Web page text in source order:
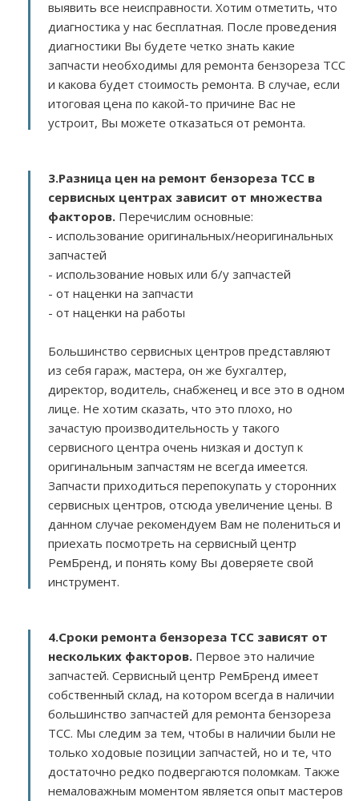
выявить все неисправности. Хотим отметить, что
диагностика у нас бесплатная. После проведения
диагностики Вы будете четко знать какие
запчасти необходимы для ремонта бензореза TCC
и какова будет стоимость ремонта. В случае, если
итоговая цена по какой-то причине Вас не
устроит, Вы можете отказаться от ремонта.
3.Разница цен на ремонт бензореза TCC в
сервисных центрах зависит от множества
факторов. Перечислим основные:
- использование оригинальных/неоригинальных
запчастей
- использование новых или б/у запчастей
- от наценки на запчасти
- от наценки на работы
Большинство сервисных центров представляют
из себя гараж, мастера, он же бухгалтер,
директор, водитель, снабженец и все это в одном
лице. Не хотим сказать, что это плохо, но
зачастую производительность у такого
сервисного центра очень низкая и доступ к
оригинальным запчастям не всегда имеется.
Запчасти приходиться перепокупать у сторонних
сервисных центров, отсюда увеличение цены. В
данном случае рекомендуем Вам не полениться и
приехать посмотреть на сервисный центр
РемБренд, и понять кому Вы доверяете свой
инструмент.
4.Сроки ремонта бензореза TCC зависят от
нескольких факторов. Первое это наличие
запчастей. Сервисный центр РемБренд имеет
собственный склад, на котором всегда в наличии
большинство запчастей для ремонта бензореза
TCC. Мы следим за тем, чтобы в наличии были не
только ходовые позиции запчастей, но и те, что
достаточно редко подвергаются поломкам. Также
немаловажным моментом является опыт мастеров